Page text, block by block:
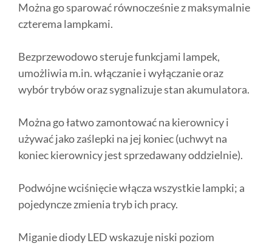
Można go sparować równocześnie z maksymalnie
czterema lampkami.
Bezprzewodowo steruje funkcjami lampek,
umożliwia m.in. włączanie i wyłączanie oraz
wybór trybów oraz sygnalizuje stan akumulatora.
Można go łatwo zamontować na kierownicy i
używać jako zaślepki na jej koniec (uchwyt na
koniec kierownicy jest sprzedawany oddzielnie).
Podwójne wciśnięcie włącza wszystkie lampki; a
pojedyncze zmienia tryb ich pracy.
Miganie diody LED wskazuje niski poziom